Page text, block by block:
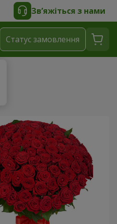
Зв’яжіться з нами
Статус замовлення